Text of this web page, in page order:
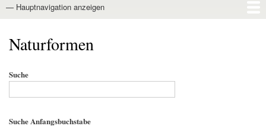
Hauptnavigation
— Hauptnavigation anzeigen
Naturformen
Suche
Suche Anfangsbuchstabe